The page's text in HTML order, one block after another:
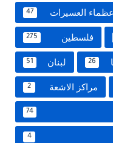
العسيرات 47
فلسطين 275
26 لبنان 51
مراكز الاشعة 2
74
4